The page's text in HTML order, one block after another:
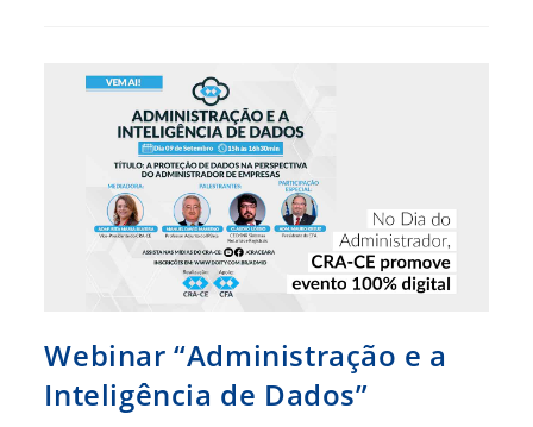
Técnicos
Temporários
Webinar “Administração e a
Inteligência de Dados”